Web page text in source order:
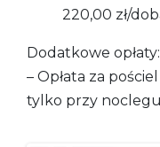
220,00 zł/
Dodatkowe opłaty:
– Opłata za
tylko przy noclegu